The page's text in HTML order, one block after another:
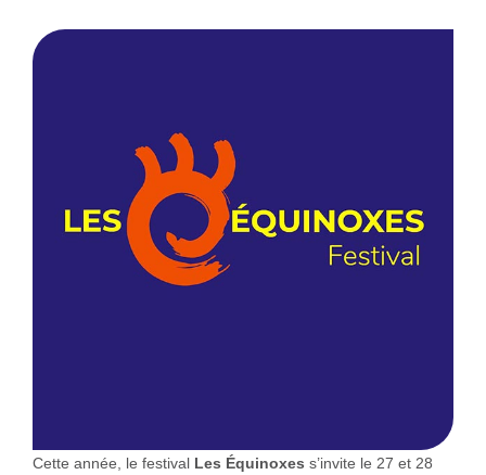
Cette année, le festival Les Équinoxes s’invite le 27 et 28